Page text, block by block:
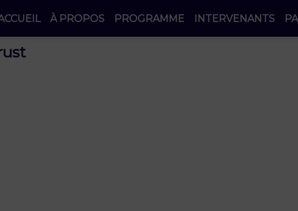
À PROPOS PROGRAMME INTERVENANTS